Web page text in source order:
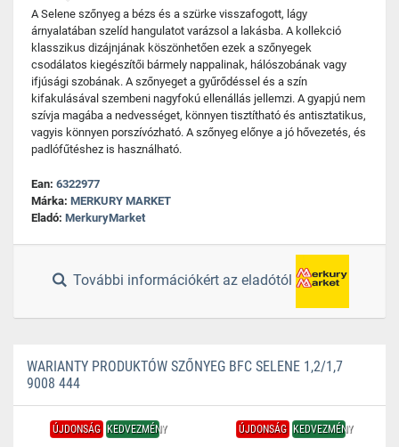
A Selene szőnyeg a bézs és a szürke visszafogott, lágy
árnyalatában szelíd hangulatot varázsol a lakásba. A kollekció
klasszikus dizájnjának köszönhetően ezek a szőnyegek
csodálatos kiegészítői bármely nappalinak, hálószobának vagy
ifjúsági szobának. A szőnyeget a gyűrődéssel és a szín
kifakulásával szembeni nagyfokú ellenállás jellemzi. A gyapjú nem
szívja magába a nedvességet, könnyen tisztítható és antisztatikus,
vagyis könnyen porszívózható. A szőnyeg előnye a jó hővezetés, és
padlófűtéshez is használható.
Ean: 6322977
Márka: MERKURY MARKET
Eladó: MerkuryMarket
További információkért az eladótól
WARIANTY PRODUKTÓW SZŐNYEG BFC SELENE 1,2/1,7
9008 444
ÚJDONSÁG KEDVEZMÉNY ÚJDONSÁG KEDVEZMÉNY